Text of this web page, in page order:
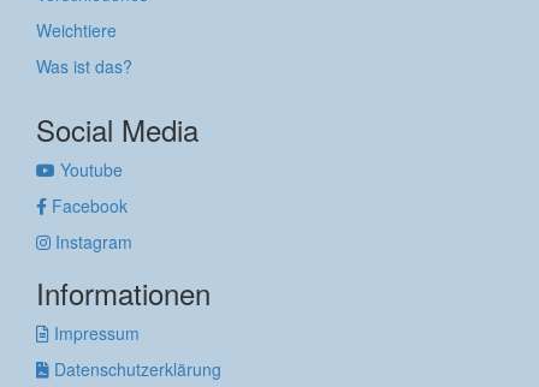
Weichtiere
Was ist das?
Social Media
Youtube
Facebook
Instagram
Informationen
Impressum
Datenschutzerklärung